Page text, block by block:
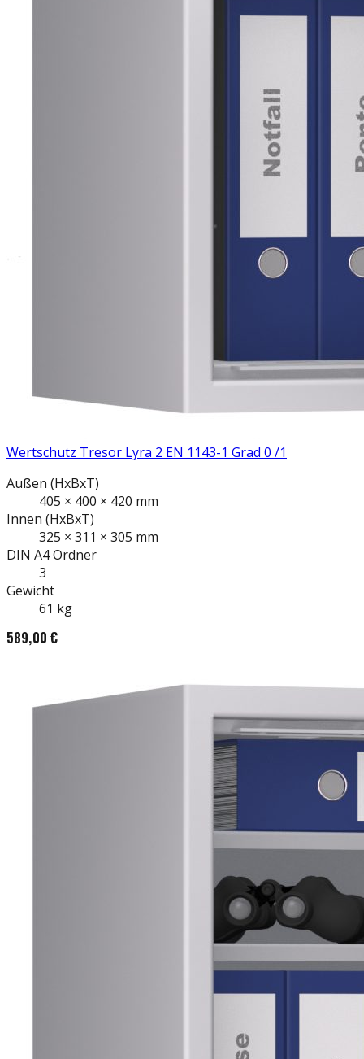
Wertschutz Tresor Lyra 2 EN 1143-1 Grad 0 /1
Außen (HxBxT)
405 × 400 × 420 mm
Innen (HxBxT)
325 × 311 × 305 mm
DIN A4Ordner
3
Gewicht
61 kg
589,00 €